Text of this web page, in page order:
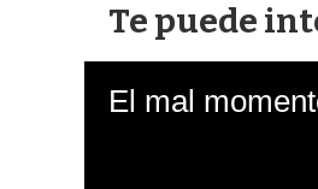
Te puede